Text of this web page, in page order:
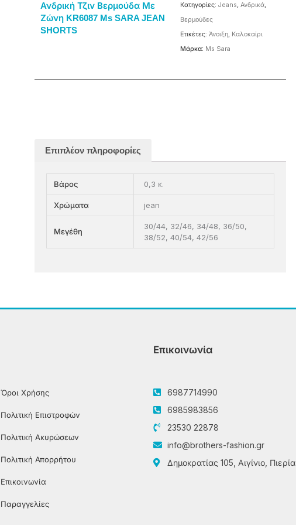
Ανδρική Τζιν Βερμούδα Με
Ζώνη KR6087 Ms SARA JEAN
SHORTS
Κατηγορίες: Jeans, Ανδρικά,
Βερμούδες
Ετικέτες: Άνοιξη, Καλοκαίρι
Μάρκα: Ms Sara
Επιπλέον πληροφορίες
Βάρος 0,3 κ.
Χρώματα jean
Μεγέθη
30/44, 32/46, 34/48, 36/50,
38/52, 40/54, 42/56
Όροι Χρήσης
Πολιτική Επιστροφών
Πολιτική Ακυρώσεων
Πολιτική Απορρήτου
Επικοινωνία
Παραγγελίες
Επικοινωνία
6987714990
6985983856
23530 22878
info@brothers-fashion.gr
Δημοκρατίας 105, Αιγίνιο, Πιερία